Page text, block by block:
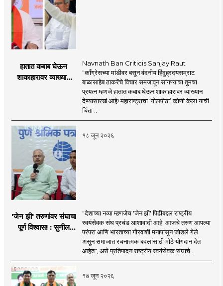
हातात कबाब घेऊन
शाकाहारावर व्याख्यान
Navnath Ban Criticis Sanjay Raut
"काँग्रेसच्या मांडीवर बसून वंदनीय हिंदुह्रदयसम्राट
बाळासाहेब ठाकरेंचे विचार समजावून सांगण्याचा तुमचा
प्रयत्न म्हणजे हातात कबाब घेऊन शाकाहारावर व्याख्यान
देण्यासारखं आहे! महाराष्ट्राचा ‘गोलपीठा’ कोणी केला याची
चिंता ..
१८ जून २०२६
'जेन झी' तरुणांवर संघाचा
पूर्ण विश्वास! : सुनील
"देशाच्या नव्या म्हणजेच 'जेन झी' पिढीबद्दल राष्ट्रीय
स्वयंसेवक संघ प्रचंड आशावादी आहे. आजचे तरुण आपल्या
परंपरा आणि भारताच्या गौरवाशी मनापासून जोडले गेले
असून समाजात रचनात्मक बदलांसाठी मोठे योगदान देत
आहेत", असे प्रतिपादन राष्ट्रीय स्वयंसेवक संघाचे ..
१७ जून २०२६